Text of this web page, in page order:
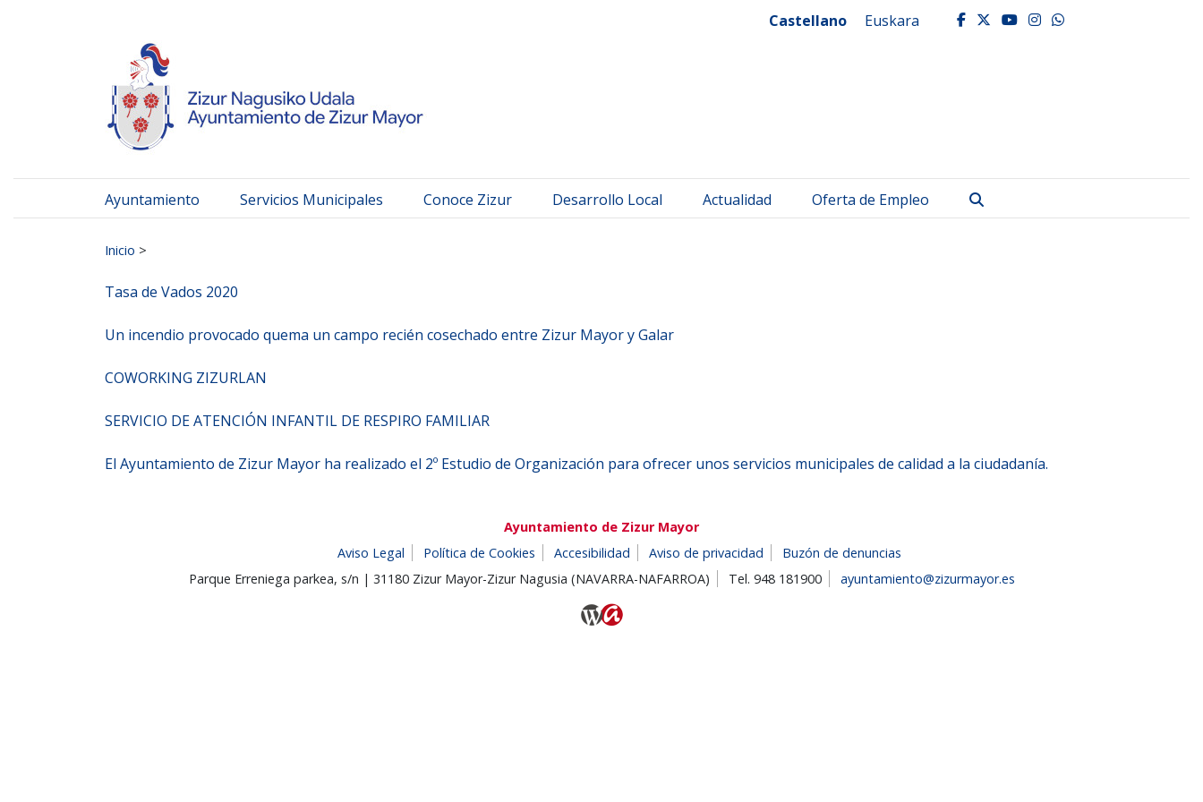
Castellano Euskara facebook
twitter
youtube
instagram
whatsapp
Ayuntamiento Servicios Municipales Conoce Zizur Desarrollo Local Actualidad Oferta de Empleo
Inicio >
Tasa de Vados 2020
Un incendio provocado quema un campo recién cosechado entre Zizur Mayor y Galar
COWORKING ZIZURLAN
SERVICIO DE ATENCIÓN INFANTIL DE RESPIRO FAMILIAR
El Ayuntamiento de Zizur Mayor ha realizado el 2º Estudio de Organización para ofrecer unos servicios municipales de calidad a la ciudadanía.
Ayuntamiento de Zizur Mayor
Aviso Legal
Política de Cookies Accesibilidad Aviso de privacidad
Buzón de denuncias
Parque Erreniega parkea, s/n | 31180 Zizur Mayor-Zizur Nagusia (NAVARRA-NAFARROA)
Tel. 948 181900 ayuntamiento@zizurmayor.es